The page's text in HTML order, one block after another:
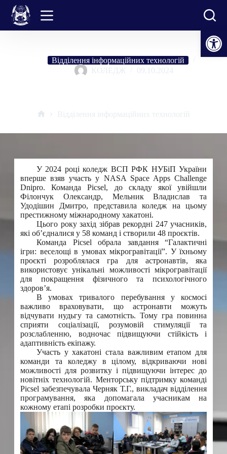
Відкрити Панель інструментів
Перейти
вмісту
Відділення інформаційних технологій
КОЛЕДЖ
09.10.2024
Відділення інформаційних технологій
У 2024 році коледж ВСП РФК НУБіП України
вперше взяв участь у NASA Space Apps Challenge
Dnipro. Команда Picsel, до складу якої увійшли
Філончук Олександр, Мельник Владислав та
Удодішин Дмитро, представила коледж на цьому
престижному міжнародному хакатоні.
Цього року захід зібрав рекордні 247 учасників,
які об’єдналися у 58 команд і створили 48 проєктів.
Команда Picsel обрала завдання “Галактичні
ігри: веселощі в умовах мікрогравітації”. У їхньому
проєкті розроблялася гра для астронавтів, яка
використовує унікальні можливості мікрогравітації
для покращення фізичного та психологічного
здоров’я.
В умовах тривалого перебування у космосі
важливо враховувати, що астронавти можуть
відчувати нудьгу та самотність. Тому гра повинна
сприяти соціалізації, розумовій стимуляції та
розслабленню, водночас підвищуючи стійкість і
адаптивність екіпажу.
Участь у хакатоні стала важливим етапом для
команди та коледжу в цілому, відкриваючи нові
можливості для розвитку і підвищуючи інтерес до
новітніх технологій. Менторську підтримку команді
Picsel забезпечувала Черняк Т.Г., викладач відділення
програмування, яка допомагала учасникам на
кожному етапі розробки проєкту.